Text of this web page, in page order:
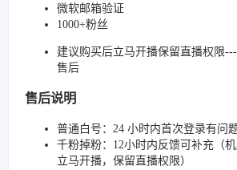
微软邮箱验证
1000+粉丝
建议购买后立马开播保留直播权限
售后
售后说明
普通白号：24 小时内首次登录有问
千粉掉粉：12小时内反馈可补充（
立马开播，保留直播权限）